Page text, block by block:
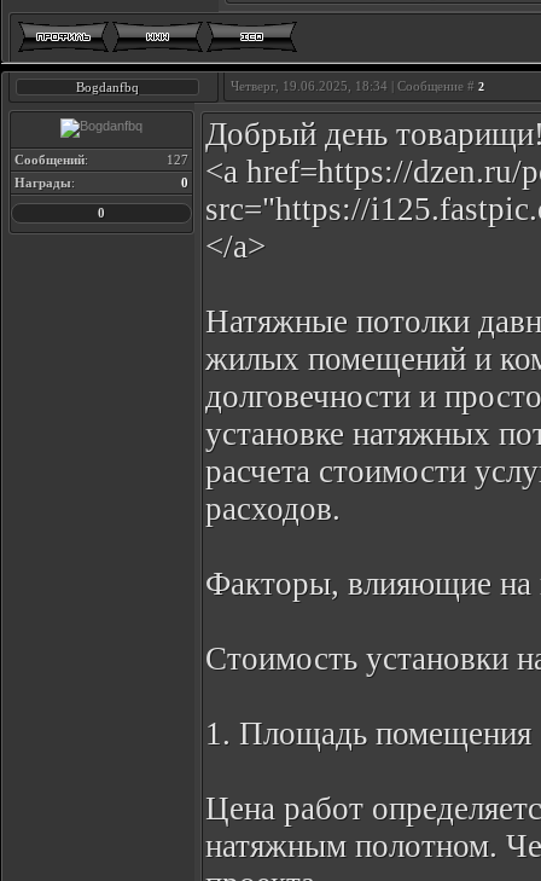
Bogdanfbq Четверг, 19.06.2025, 18:34 | Сообщение # 2
Сообщений:
127
Награды: 0
0
Добрый день
<a href=https://dzen.ru/
src="https://
</a>
Натяжные потолки
жилых помещений и
долговечности и
установке натяжных
расчета стоимости
расходов.
Факторы, влияющие на
Стоимость установки
1. Площадь помещения
Цена работ
натяжным полотном.